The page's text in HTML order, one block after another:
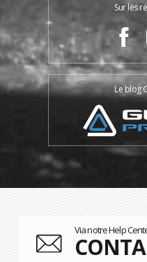
Sur les
Le blog
Via notre Help